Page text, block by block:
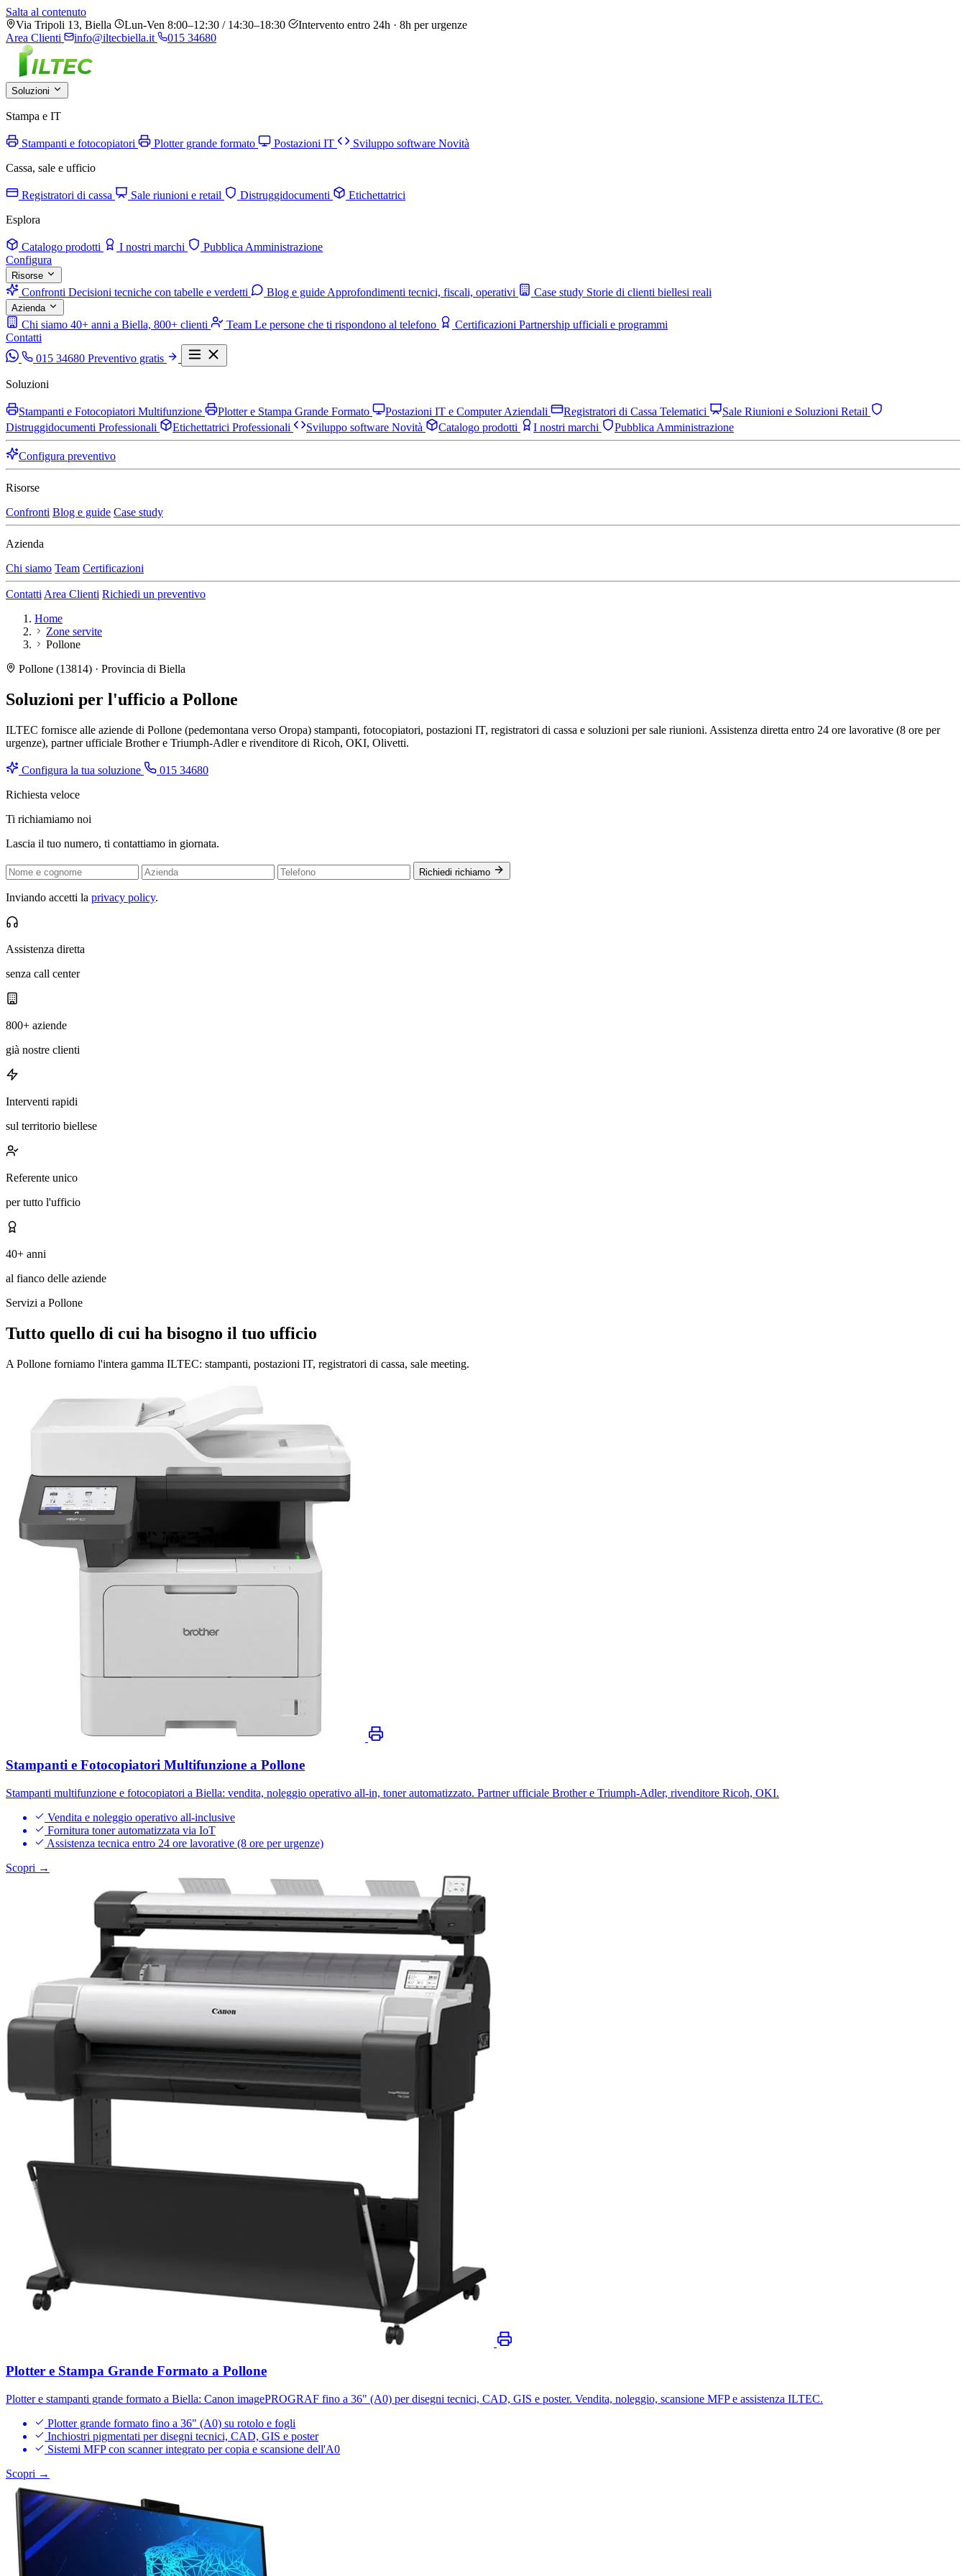
Salta al contenuto
Via Tripoli 13, Biella
Lun-Ven 8:00–12:30 / 14:30–18:30
Intervento entro 24h · 8h per urgenze
Area Clienti
info@iltecbiella.it 015 34680
Soluzioni
Stampa e IT
Stampanti e fotocopiatori Plotter grande formato Postazioni IT Sviluppo software Novità
Cassa, sale e ufficio
Registratori di cassa Sale riunioni e retail Distruggidocumenti
Etichettatrici
Esplora
Catalogo prodotti I nostri marchi
Pubblica Amministrazione
Configura
Risorse
Confronti Decisioni tecniche con tabelle e verdetti Blog e guide Approfondimenti tecnici, fiscali, operativi Case study Storie di clienti biellesi reali
Azienda
Chi siamo 40+ anni a Biella, 800+ clienti Team Le persone che ti rispondono al telefono Certificazioni Partnership ufficiali e programmi
Contatti
015 34680 Preventivo gratis
Soluzioni
Stampanti e Fotocopiatori Multifunzione Plotter e Stampa Grande Formato Postazioni IT e Computer Aziendali Registratori di Cassa Telematici
Sale Riunioni e Soluzioni Retail
Distruggidocumenti Professionali
Etichettatrici Professionali Sviluppo software Novità Catalogo prodotti I nostri marchi Pubblica Amministrazione
Configura preventivo
Risorse
Confronti Blog e guide Case study
Azienda
Chi siamo Team Certificazioni
Contatti Area Clienti Richiedi un preventivo
Home
Zone servite
Pollone
Pollone (13814) · Provincia di Biella
Soluzioni per l'ufficio a Pollone
ILTEC fornisce alle aziende di Pollone (pedemontana verso Oropa) stampanti, fotocopiatori, postazioni IT, registratori di cassa e soluzioni per sale riunioni. Assistenza diretta entro 24 ore lavorative (8 ore per
urgenze), partner ufficiale Brother e Triumph-Adler e rivenditore di Ricoh, OKI, Olivetti.
Configura la tua soluzione
015 34680
Richiesta veloce
Ti richiamiamo noi
Lascia il tuo numero, ti contattiamo in giornata.
Richiedi richiamo
Inviando accetti la privacy policy.
Assistenza diretta
senza call center
800+ aziende
già nostre clienti
Interventi rapidi
sul territorio biellese
Referente unico
per tutto l'ufficio
40+ anni
al fianco delle aziende
Servizi a Pollone
Tutto quello di cui ha bisogno il tuo ufficio
A Pollone forniamo l'intera gamma ILTEC: stampanti, postazioni IT, registratori di cassa, sale meeting.
Stampanti e Fotocopiatori Multifunzione a Pollone
Stampanti multifunzione e fotocopiatori a Biella: vendita, noleggio operativo all-in, toner automatizzato. Partner ufficiale Brother e Triumph-Adler, rivenditore Ricoh, OKI.
Vendita e noleggio operativo all-inclusive
Fornitura toner automatizzata via IoT
Assistenza tecnica entro 24 ore lavorative (8 ore per urgenze)
Scopri →
Plotter e Stampa Grande Formato a Pollone
Plotter e stampanti grande formato a Biella: Canon imagePROGRAF fino a 36" (A0) per disegni tecnici, CAD, GIS e poster. Vendita, noleggio, scansione MFP e assistenza ILTEC.
Plotter grande formato fino a 36" (A0) su rotolo e fogli
Inchiostri pigmentati per disegni tecnici, CAD, GIS e poster
Sistemi MFP con scanner integrato per copia e scansione dell'A0
Scopri →